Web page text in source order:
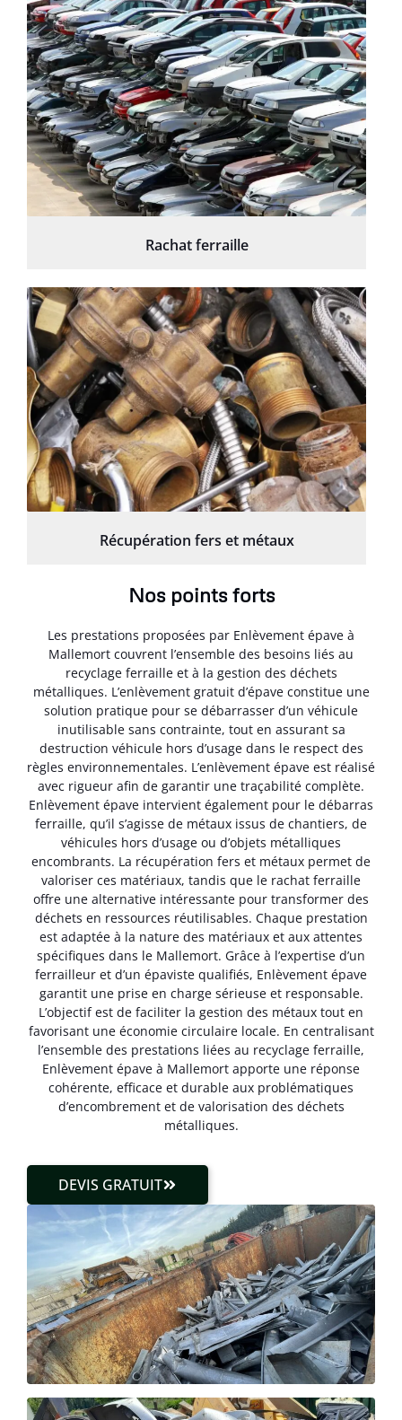
Rachat ferraille
Récupération fers et métaux
Nos points forts
Les prestations proposées par Enlèvement épave à
Mallemort couvrent l’ensemble des besoins liés au
recyclage ferraille et à la gestion des déchets
métalliques. L’enlèvement gratuit d’épave constitue une
solution pratique pour se débarrasser d’un véhicule
inutilisable sans contrainte, tout en assurant sa
destruction véhicule hors d’usage dans le respect des
règles environnementales. L’enlèvement épave est réalisé
avec rigueur afin de garantir une traçabilité complète.
Enlèvement épave intervient également pour le débarras
ferraille, qu’il s’agisse de métaux issus de chantiers, de
véhicules hors d’usage ou d’objets métalliques
encombrants. La récupération fers et métaux permet de
valoriser ces matériaux, tandis que le rachat ferraille
offre une alternative intéressante pour transformer des
déchets en ressources réutilisables. Chaque prestation
est adaptée à la nature des matériaux et aux attentes
spécifiques dans le Mallemort. Grâce à l’expertise d’un
ferrailleur et d’un épaviste qualifiés, Enlèvement épave
garantit une prise en charge sérieuse et responsable.
L’objectif est de faciliter la gestion des métaux tout en
favorisant une économie circulaire locale. En centralisant
l’ensemble des prestations liées au recyclage ferraille,
Enlèvement épave à Mallemort apporte une réponse
cohérente, efficace et durable aux problématiques
d’encombrement et de valorisation des déchets
métalliques.
DEVIS GRATUIT